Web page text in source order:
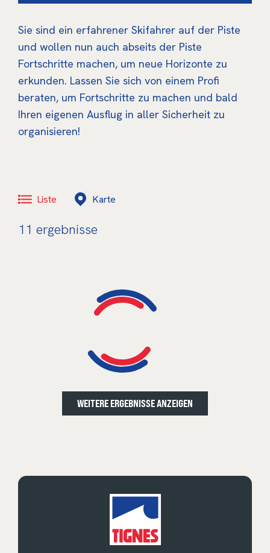
Sie sind ein erfahrener Skifahrer auf der Piste
und wollen nun auch abseits der Piste
Fortschritte machen, um neue Horizonte zu
erkunden. Lassen Sie sich von einem Profi
beraten, um Fortschritte zu machen und bald
Ihren eigenen Ausflug in aller Sicherheit zu
organisieren!
Liste Karte
11 ergebnisse
WEITERE ERGEBNISSE ANZEIGEN